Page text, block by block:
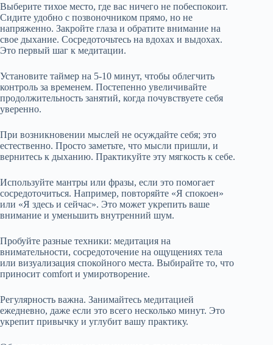
Выберите тихое место, где вас ничего не побеспокоит.
Сидите удобно с позвоночником прямо, но не
напряженно. Закройте глаза и обратите внимание на
свое дыхание. Сосредоточьтесь на вдохах и выдохах.
Это первый шаг к медитации.
Установите таймер на 5-10 минут, чтобы облегчить
контроль за временем. Постепенно увеличивайте
продолжительность занятий, когда почувствуете себя
уверенно.
При возникновении мыслей не осуждайте себя; это
естественно. Просто заметьте, что мысли пришли, и
вернитесь к дыханию. Практикуйте эту мягкость к себе.
Используйте мантры или фразы, если это помогает
сосредоточиться. Например, повторяйте «Я спокоен»
или «Я здесь и сейчас». Это может укрепить ваше
внимание и уменьшить внутренний шум.
Пробуйте разные техники: медитация на
внимательности, сосредоточение на ощущениях тела
или визуализация спокойного места. Выбирайте то, что
приносит comfort и умиротворение.
Регулярность важна. Занимайтесь медитацией
ежедневно, даже если это всего несколько минут. Это
укрепит привычку и углубит вашу практику.